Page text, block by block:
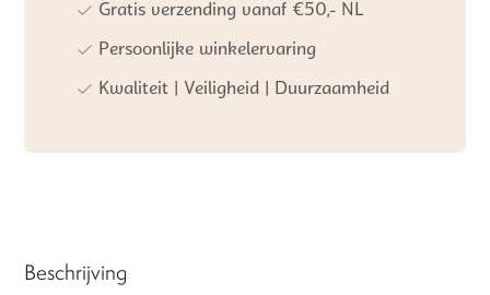
Gratis verzending vanaf €50,- NL
Persoonlijke winkelervaring
Kwaliteit | Veiligheid | Duurzaamheid
Beschrijving